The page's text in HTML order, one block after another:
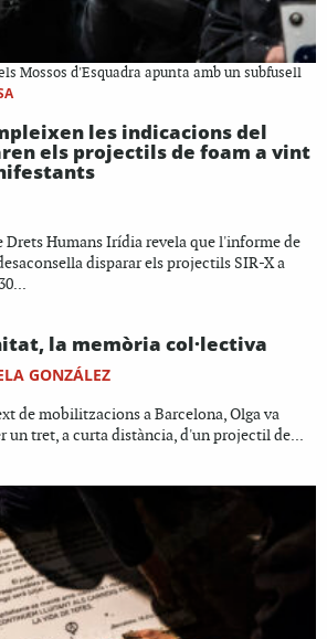
Mossos d'Esquadra apunta amb un subfusell
les indicacions del
els projectils de foam a vint
Drets Humans Irídia revela que l'informe de
disparar els projectils SIR-X a
la memòria col·lectiva
GONZÁLEZ
de mobilitzacions a Barcelona, Olga va
un tret, a curta distància, d'un projectil de...